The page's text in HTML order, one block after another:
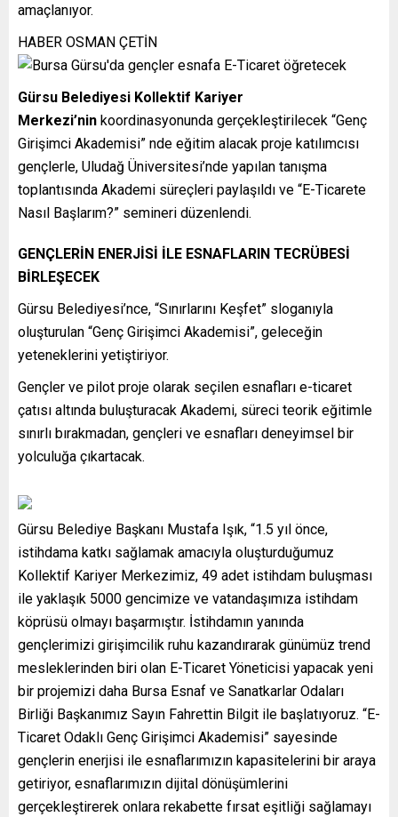
amaçlanıyor.
HABER OSMAN ÇETİN
Gürsu Belediyesi Kollektif Kariyer
Merkezi’nin koordinasyonunda gerçekleştirilecek “Genç
Girişimci Akademisi” nde eğitim alacak proje katılımcısı
gençlerle, Uludağ Üniversitesi’nde yapılan tanışma
toplantısında Akademi süreçleri paylaşıldı ve “E-Ticarete
Nasıl Başlarım?” semineri düzenlendi.
GENÇLERİN ENERJİSİ İLE ESNAFLARIN TECRÜBESİ
BİRLEŞECEK
Gürsu Belediyesi’nce, “Sınırlarını Keşfet” sloganıyla
oluşturulan “Genç Girişimci Akademisi”, geleceğin
yeteneklerini yetiştiriyor.
Gençler ve pilot proje olarak seçilen esnafları e-ticaret
çatısı altında buluşturacak Akademi, süreci teorik eğitimle
sınırlı bırakmadan, gençleri ve esnafları deneyimsel bir
yolculuğa çıkartacak.
Gürsu Belediye Başkanı Mustafa Işık, “1.5 yıl önce,
istihdama katkı sağlamak amacıyla oluşturduğumuz
Kollektif Kariyer Merkezimiz, 49 adet istihdam buluşması
ile yaklaşık 5000 gencimize ve vatandaşımıza istihdam
köprüsü olmayı başarmıştır. İstihdamın yanında
gençlerimizi girişimcilik ruhu kazandırarak günümüz trend
mesleklerinden biri olan E-Ticaret Yöneticisi yapacak yeni
bir projemizi daha Bursa Esnaf ve Sanatkarlar Odaları
Birliği Başkanımız Sayın Fahrettin Bilgit ile başlatıyoruz. “E-
Ticaret Odaklı Genç Girişimci Akademisi” sayesinde
gençlerin enerjisi ile esnaflarımızın kapasitelerini bir araya
getiriyor, esnaflarımızın dijital dönüşümlerini
gerçekleştirerek onlara rekabette fırsat eşitliği sağlamayı